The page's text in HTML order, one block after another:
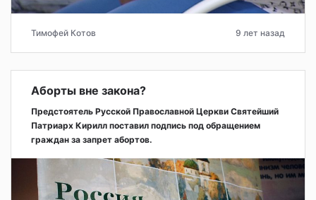
Тимофей Котов 9 лет назад
Аборты вне закона?
Предстоятель Русской Православной Церкви Святейший
Патриарх Кирилл поставил подпись под обращением
граждан за запрет абортов.